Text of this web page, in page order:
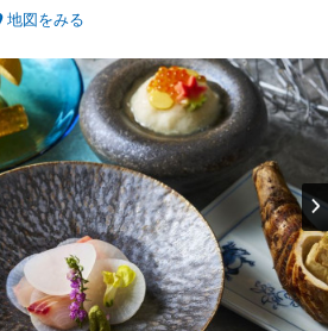
地図をみる